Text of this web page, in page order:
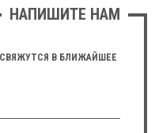
НАПИШИТЕ НАМ
В БЛИЖАЙШЕЕ